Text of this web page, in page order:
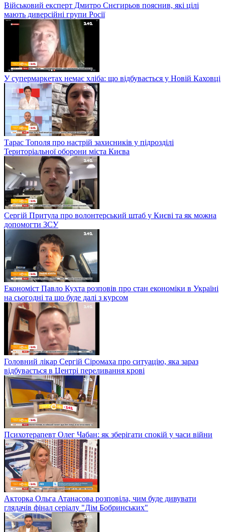
Військовий експерт Дмитро Снєгирьов пояснив, які цілі
мають диверсійні групи Росії
У супермаркетах немає хліба: що відбувається у Новій Каховці
Тарас Тополя про настрій захисників у підрозділі
Територіальної оборони міста Києва
Сергій Притула про волонтерський штаб у Києві та як можна
допомогти ЗСУ
Економіст Павло Кухта розповів про стан економіки в Україні
на сьогодні та що буде далі з курсом
Головний лікар Сергій Сіромаха про ситуацію, яка зараз
відбувається в Центрі переливання крові
Психотерапевт Олег Чабан: як зберігати спокій у часи війни
Акторка Ольга Атанасова розповіла, чим буде дивувати
глядачів фінал серіалу "Дім Бобринських"